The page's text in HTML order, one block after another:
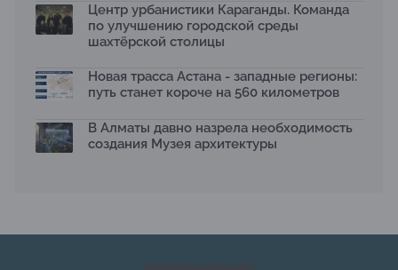
темой новой выставки в «Целинном»
13.07.2026
Қазақстан»: воспитанники подарили вторую жизнь
отходам
08.07.2026
Ко Дню столицы в Нуре благоустроили шесть
общественных пространств
06.07.2026
МЧС усилило мониторинг рек и моренных озер после
Центр урбанистики Караганды. Команда
по улучшению городской среды
шахтёрской столицы
Новая трасса Астана - западные регионы:
путь станет короче на 560 километров
В Алматы давно назрела необходимость
создания Музея архитектуры